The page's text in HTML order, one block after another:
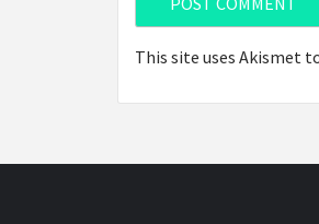
This site uses Akismet